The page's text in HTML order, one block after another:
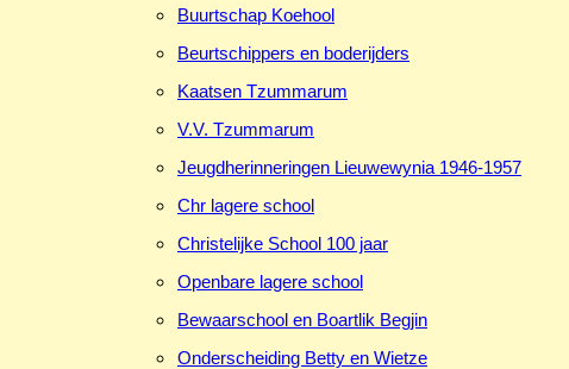
Buurtschap Koehool
Beurtschippers en boderijders
Kaatsen Tzummarum
V.V. Tzummarum
Jeugdherinneringen Lieuwewynia 1946-1957
Chr lagere school
Christelijke School 100 jaar
Openbare lagere school
Bewaarschool en Boartlik Begjin
Onderscheiding Betty en Wietze